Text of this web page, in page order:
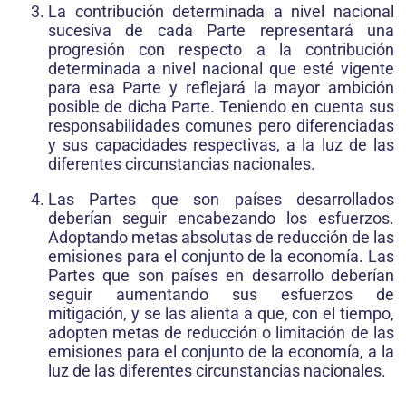
La contribución determinada a nivel nacional
sucesiva de cada Parte representará una
progresión con respecto a la contribución
determinada a nivel nacional que esté vigente
para esa Parte y reflejará la mayor ambición
posible de dicha Parte. Teniendo en cuenta sus
responsabilidades comunes pero diferenciadas
y sus capacidades respectivas, a la luz de las
diferentes circunstancias nacionales.
Las Partes que son países desarrollados
deberían seguir encabezando los esfuerzos.
Adoptando metas absolutas de reducción de las
emisiones para el conjunto de la economía. Las
Partes que son países en desarrollo deberían
seguir aumentando sus esfuerzos de
mitigación, y se las alienta a que, con el tiempo,
adopten metas de reducción o limitación de las
emisiones para el conjunto de la economía, a la
luz de las diferentes circunstancias nacionales.